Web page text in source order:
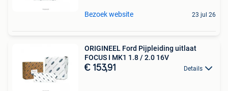
Bezoek website 23 jul 26
ORIGINEEL Ford Pijpleiding uitlaat
FOCUS I MK1 1.8 / 2.0 16V
€ 153,91 Details